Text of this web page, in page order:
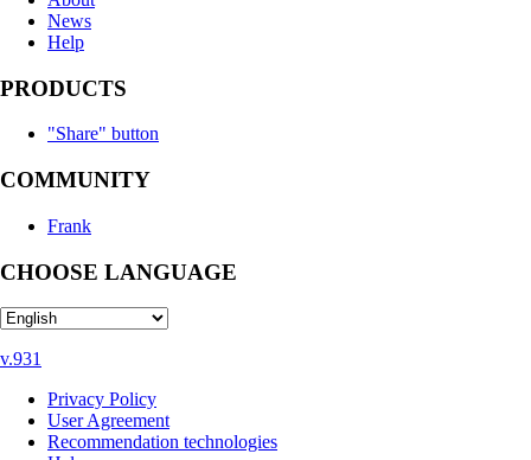
News
Help
PRODUCTS
"Share" button
COMMUNITY
Frank
CHOOSE LANGUAGE
v.931
Privacy Policy
User Agreement
Recommendation technologies